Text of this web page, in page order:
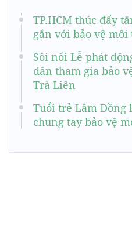
TP.HCM thúc đẩy
gắn với bảo vệ
Sôi nổi Lễ phát
dân tham gia bảo
Trà Liên
Tuổi trẻ Lâm Đồng
chung tay bảo vệ